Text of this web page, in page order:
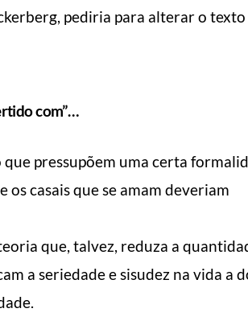
pediria para alterar o texto
com”…
pressupõem uma certa
casais que se amam deveriam
que, talvez, reduza a
a seriedade e sisudez na vida a